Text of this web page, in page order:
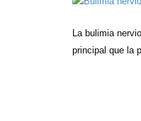
La bulimia
principal que la